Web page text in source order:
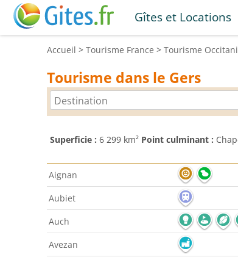
Gîtes et Locations
Accueil > Tourisme France > Tourisme
Tourisme dans le Gers
Superficie : 6 299 km² Point culminant :
Aignan
Aubiet
Auch
Avezan